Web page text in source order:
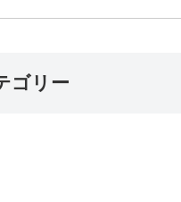
ゴリー